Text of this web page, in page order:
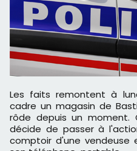
Les faits remontent à lundi après-midi. Ils ont pour
cadre un magasin de
rôde depuis un
décide de passer à
comptoir d'une vendeuse